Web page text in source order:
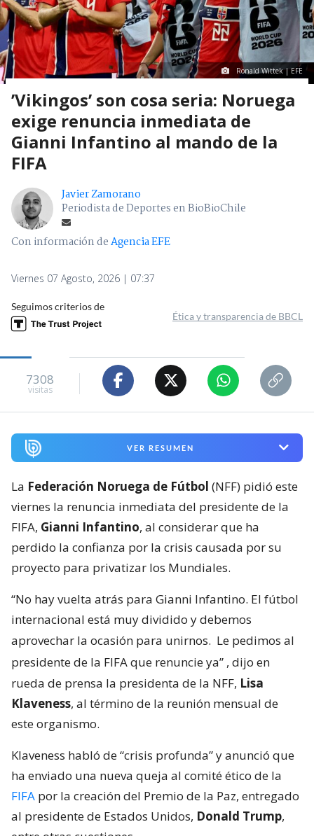
Ronald Wittek | EFE
’Vikingos’ son cosa seria: Noruega
exige renuncia inmediata de
Gianni Infantino al mando de la
FIFA
Javier Zamorano
Periodista de Deportes en BioBioChile
Con información deAgencia EFE
Viernes 07 Agosto, 2026 | 07:37
Seguimos criterios de
Ética y transparencia de BBCL
7308
visitas
VER RESUMEN
La Federación Noruega de Fútbol (NFF) pidió este
viernes la renuncia inmediata del presidente de la
FIFA, Gianni Infantino, al considerar que ha
perdido la confianza por la crisis causada por su
proyecto para privatizar los Mundiales.
“No hay vuelta atrás para Gianni Infantino. El fútbol
internacional está muy dividido y debemos
aprovechar la ocasión para unirnos. Le pedimos al
presidente de la FIFA que renuncie ya” , dijo en
rueda de prensa la presidenta de la NFF, Lisa
Klaveness, al término de la reunión mensual de
este organismo.
Klaveness habló de “crisis profunda” y anunció que
ha enviado una nueva queja al comité ético de la
FIFA por la creación del Premio de la Paz, entregado
al presidente de Estados Unidos, Donald Trump,